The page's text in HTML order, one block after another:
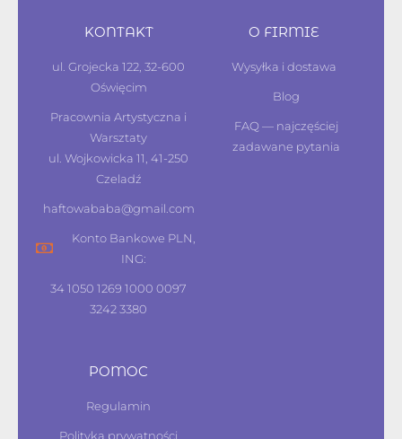
KONTAKT
ul. Grojecka 122, 32-600
Oświęcim
Pracownia Artystyczna i
Warsztaty
ul. Wojkowicka 11, 41-250
Czeladź
haftowababa@gmail.com
Konto Bankowe PLN,
ING:
34 1050 1269 1000 0097
3242 3380
O FIRMIE
Wysyłka i dostawa
Blog
FAQ — najczęściej
zadawane pytania
POMOC
Regulamin
Polityka prywatności